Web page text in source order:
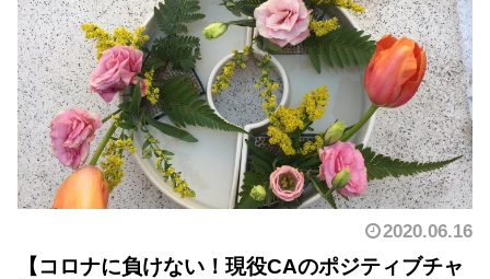
2020.06.16
【コロナに負けない！現役CAのポジティブチャ